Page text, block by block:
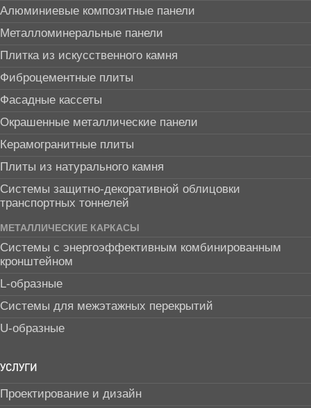
Алюминиевые композитные панели
Металломинеральные панели
Плитка из искусственного камня
Фиброцементные плиты
Фасадные кассеты
Окрашенные металлические панели
Керамогранитные плиты
Плиты из натурального камня
Системы защитно-декоративной облицовки
транспортных тоннелей
МЕТАЛЛИЧЕСКИЕ КАРКАСЫ
Системы с энергоэффективным комбинированным
кронштейном
L-образные
Системы для межэтажных перекрытий
U-образные
УСЛУГИ
Проектирование и дизайн